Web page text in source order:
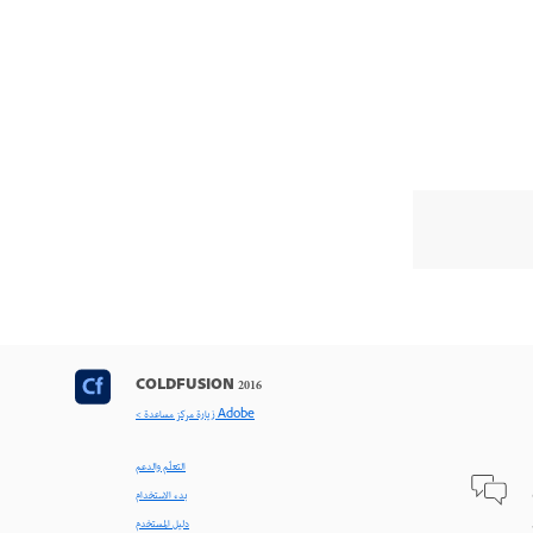
COLDFUSION 2016
< زيارة مركز مساعدة Adobe
التعلّم والدعم
بدء الاستخدام
دليل المستخدم